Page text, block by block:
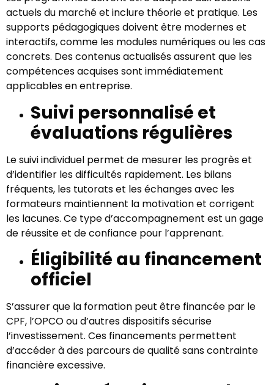
actuels du marché et inclure théorie et pratique. Les
supports pédagogiques doivent être modernes et
interactifs, comme les modules numériques ou les cas
concrets. Des contenus actualisés assurent que les
compétences acquises sont immédiatement
applicables en entreprise.
Suivi personnalisé et
évaluations régulières
Le suivi individuel permet de mesurer les progrès et
d’identifier les difficultés rapidement. Les bilans
fréquents, les tutorats et les échanges avec les
formateurs maintiennent la motivation et corrigent
les lacunes. Ce type d’accompagnement est un gage
de réussite et de confiance pour l’apprenant.
Éligibilité au financement
officiel
S’assurer que la formation peut être financée par le
CPF, l’OPCO ou d’autres dispositifs sécurise
l’investissement. Ces financements permettent
d’accéder à des parcours de qualité sans contrainte
financière excessive.